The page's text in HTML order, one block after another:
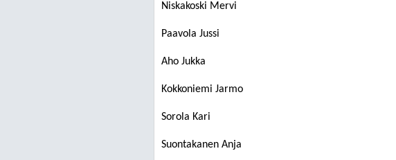
Niskakoski Mervi
Paavola Jussi
Aho Jukka
Kokkoniemi Jarmo
Sorola Kari
Suontakanen Anja